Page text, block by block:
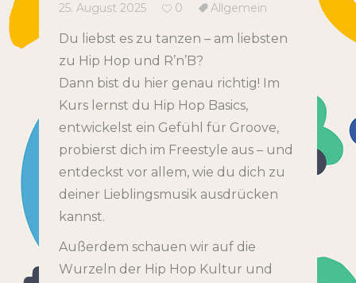
25. August 2025 0 Allgemein
Du liebst es zu tanzen – am liebsten
zu Hip Hop und R’n’B?
Dann bist du hier genau richtig! Im
Kurs lernst du Hip Hop Basics,
entwickelst ein Gefühl für Groove,
probierst dich im Freestyle aus – und
entdeckst vor allem, wie du dich zu
deiner Lieblingsmusik ausdrücken
kannst.
Außerdem schauen wir auf die
Wurzeln der Hip Hop Kultur und